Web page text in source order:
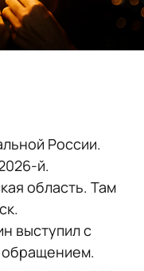
России.
й.
область. Там
выступил с